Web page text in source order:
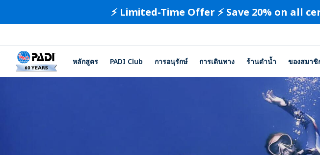
⚡️ Limited-Time Offer ⚡️ Save 20% on all
หลักสูตร PADI Club การอนุรักษ์ การเดินทาง ร้านดำน้ำ ของสมาชิ